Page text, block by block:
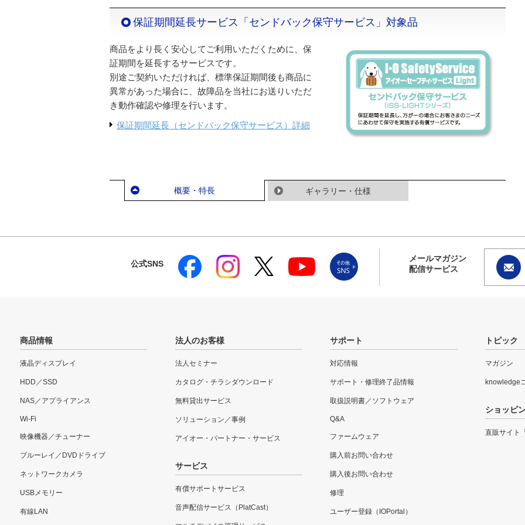
保証期間延長サービス「センドバック保守サービス」対象品
商品をより長く安心してご利用いただくために、保
証期間を延長するサービスです。
別途ご契約いただければ、標準保証期間後も商品に
異常があった場合に、故障品を当社にお送りいただ
き動作確認や修理を行います。
保証期間延長（センドバック保守サービス）詳細
概要・特長 ギャラリー・仕様
公式SNS
メールマガジン
配信サービス
商品情報
液晶ディスプレイ
HDD／SSD
NAS／アプライアンス
Wi-Fi
映像機器／チューナー
ブルーレイ／DVDドライブ
ネットワークカメラ
USBメモリー
有線LAN
法人のお客様
法人セミナー
カタログ・チラシダウンロード
無料貸出サービス
ソリューション／事例
アイオー・パートナー・サービス
サービス
有償サポートサービス
音声配信サービス（PlatCast）
サポート
対応情報
サポート・修理終了品情報
取扱説明書／ソフトウェア
Q&A
ファームウェア
購入前お問い合わせ
購入後お問い合わせ
修理
ユーザー登録（IOPortal）
トピック
マガジン
knowledge
ショッピ
直販サイト